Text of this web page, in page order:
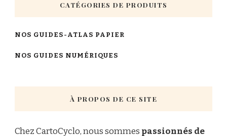
CATÉGORIES DE PRODUITS
NOS GUIDES-ATLAS PAPIER
NOS GUIDES NUMÉRIQUES
À PROPOS DE CE SITE
Chez CartoCyclo, nous sommes passionnés de